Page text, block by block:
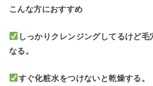
こんな方におすすめ
しっかりクレンジングしてるけど毛
なる。
すぐ化粧水をつけないと乾燥する。